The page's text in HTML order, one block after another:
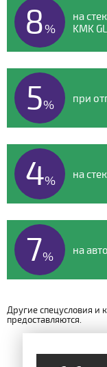
8%
на
KMK
5% при
4% на
7% на
Другие спецусловия и
предоставляются.